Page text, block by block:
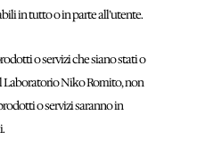
in tutto o in parte all’utente.
o servizi che siano stati o
Laboratorio Niko Romito, non
o servizi saranno in